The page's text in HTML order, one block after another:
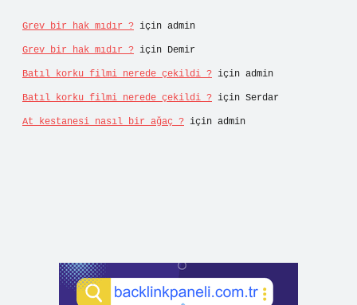
Grev bir hak mıdır ? için admin
Grev bir hak mıdır ? için Demir
Batıl korku filmi nerede çekildi ? için admin
Batıl korku filmi nerede çekildi ? için Serdar
At kestanesi nasıl bir ağaç ? için admin